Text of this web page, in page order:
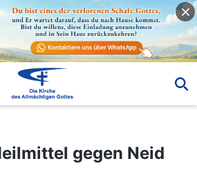
Neid
gegen Neid